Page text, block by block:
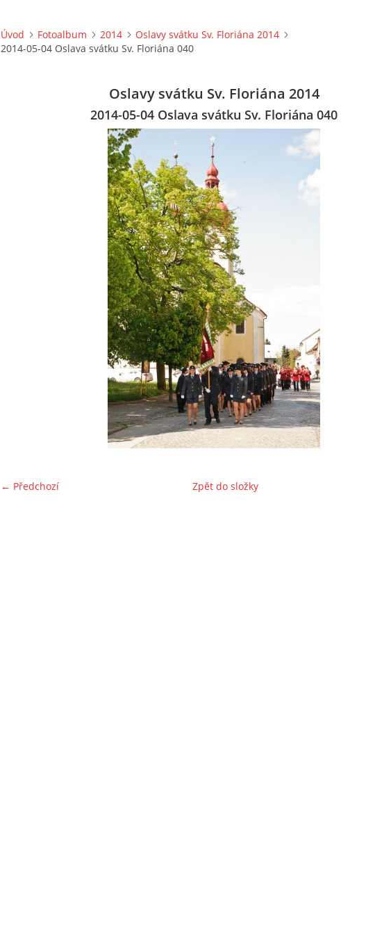
Úvod Fotoalbum 2014
Oslavy svátku Sv. Floriána 2014
2014-05-04 Oslava svátku Sv. Floriána 040
Oslavy svátku Sv. Floriána 2014
2014-05-04 Oslava svátku Sv. Floriána 040
← Předchozí Zpět do složky